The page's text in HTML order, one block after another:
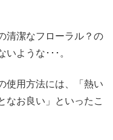
清潔なフローラル？の
ような･･･。
使用方法には、「熱い
なお良い」といったこ